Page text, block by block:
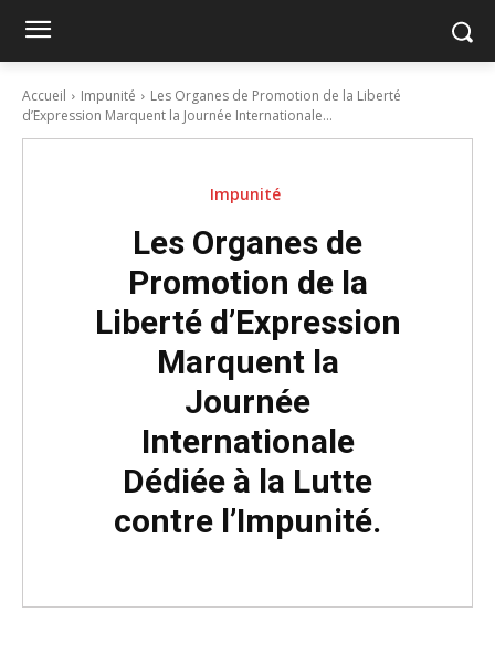
Accueil Impunité
Les Organes de Promotion de la Liberté
d’Expression Marquent la Journée Internationale...
Impunité
Les Organes de
Promotion de la
Liberté d’Expression
Marquent la
Journée
Internationale
Dédiée à la Lutte
contre l’Impunité.